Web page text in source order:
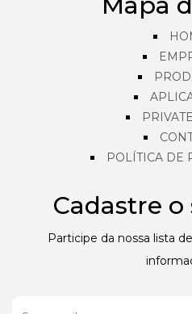
POLÍTICA DE
Cadastre
Participe da nossa lista